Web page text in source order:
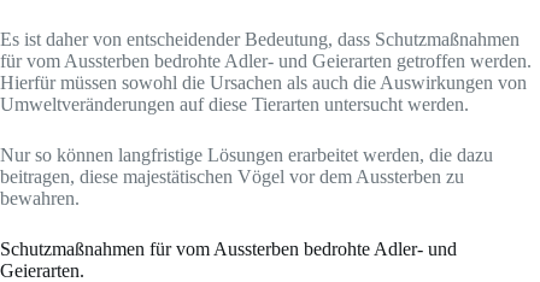
Es ist daher von entscheidender Bedeutung, dass Schutzmaßnahmen
für vom Aussterben bedrohte Adler- und Geierarten getroffen werden.
Hierfür müssen sowohl die Ursachen als auch die Auswirkungen von
Umweltveränderungen auf diese Tierarten untersucht werden.
Nur so können langfristige Lösungen erarbeitet werden, die dazu
beitragen, diese majestätischen Vögel vor dem Aussterben zu
bewahren.
Schutzmaßnahmen für vom Aussterben bedrohte Adler- und
Geierarten.